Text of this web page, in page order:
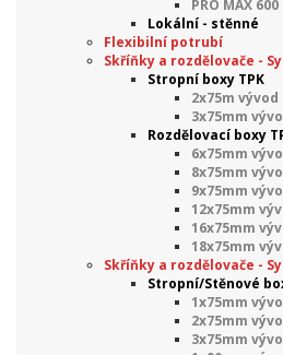
PRO MAX
Lokální - stěnné
Flexibilní potrubí
Skříňky a rozdělovače -
Stropní boxy TPK
2x75m vývod
3x75mm
Rozdělovací boxy
6x75mm
8x75mm
9x75mm
12x75mm
16x75mm
18x75mm
Skříňky a rozdělovače -
Stropní/Stěnové
1x75mm
2x75mm
3x75mm